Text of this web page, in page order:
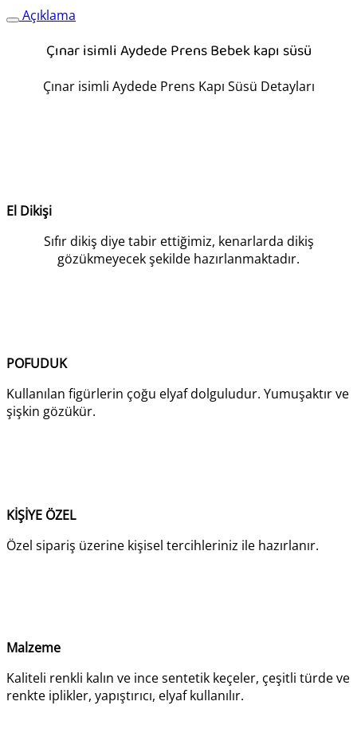
Açıklama
Çınar isimli Aydede Prens Bebek kapı süsü
Çınar isimli Aydede Prens Kapı Süsü Detayları
El Dikişi
Sıfır dikiş diye tabir ettiğimiz, kenarlarda dikiş
gözükmeyecek şekilde hazırlanmaktadır.
POFUDUK
Kullanılan figürlerin çoğu elyaf dolguludur. Yumuşaktır ve
şişkin gözükür.
KİŞİYE ÖZEL
Özel sipariş üzerine kişisel tercihleriniz ile hazırlanır.
Malzeme
Kaliteli renkli kalın ve ince sentetik keçeler, çeşitli türde ve
renkte iplikler, yapıştırıcı, elyaf kullanılır.